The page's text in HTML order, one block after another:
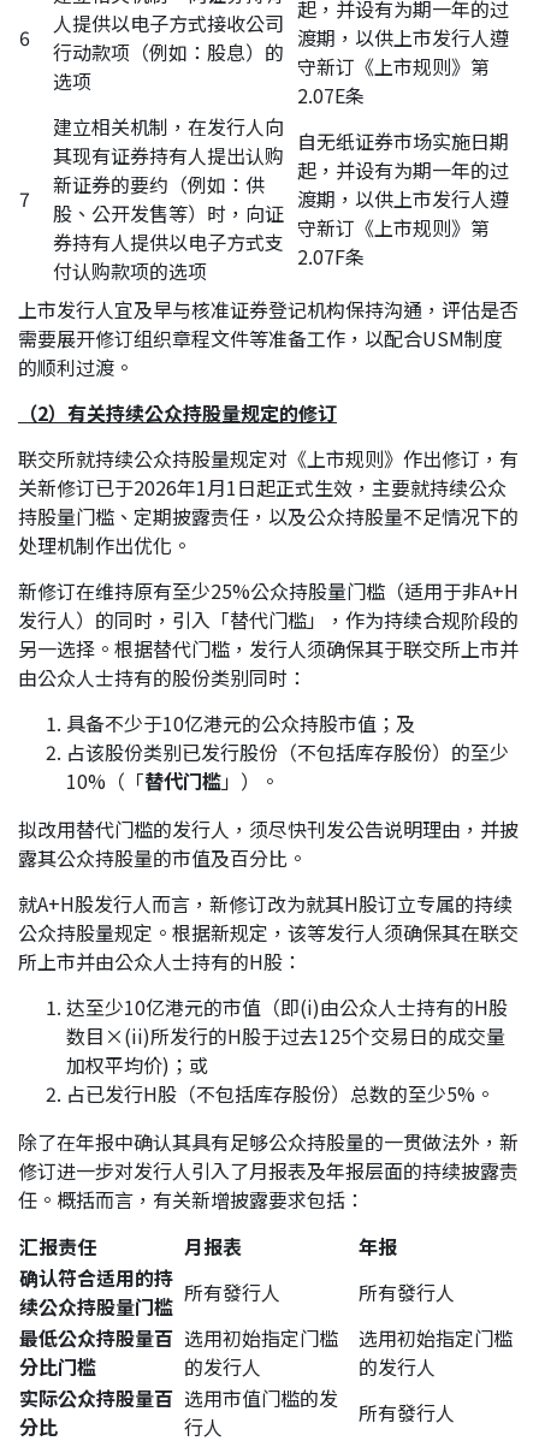
6
人提供以电子方式接收公司
行动款项（例如：股息）的
选项
起，并设有为期一年的过
渡期，以供上市发行人遵
守新订《上市规则》第
2.07E条
7
建立相关机制，在发行人向
其现有证券持有人提出认购
新证券的要约（例如：供
股、公开发售等）时，向证
券持有人提供以电子方式支
付认购款项的选项
自无纸证券市场实施日期
起，并设有为期一年的过
渡期，以供上市发行人遵
守新订《上市规则》第
2.07F条
上市发行人宜及早与核准证券登记机构保持沟通，评估是否
需要展开修订组织章程文件等准备工作，以配合USM制度
的顺利过渡。
（2）有关持续公众持股量规定的修订
联交所就持续公众持股量规定对《上市规则》作出修订，有
关新修订已于2026年1月1日起正式生效，主要就持续公众
持股量门槛、定期披露责任，以及公众持股量不足情况下的
处理机制作出优化。
新修订在维持原有至少25%公众持股量门槛（适用于非A+H
发行人）的同时，引入「替代门槛」，作为持续合规阶段的
另一选择。根据替代门槛，发行人须确保其于联交所上市并
由公众人士持有的股份类别同时：
具备不少于10亿港元的公众持股市值；及
占该股份类别已发行股份（不包括库存股份）的至少
10%（「替代门槛」）。
拟改用替代门槛的发行人，须尽快刊发公告说明理由，并披
露其公众持股量的市值及百分比。
就A+H股发行人而言，新修订改为就其H股订立专属的持续
公众持股量规定。根据新规定，该等发行人须确保其在联交
所上市并由公众人士持有的H股：
达至少10亿港元的市值（即(i)由公众人士持有的H股
数目×(ii)所发行的H股于过去125个交易日的成交量
加权平均价)；或
占已发行H股（不包括库存股份）总数的至少5%。
除了在年报中确认其具有足够公众持股量的一贯做法外，新
修订进一步对发行人引入了月报表及年报层面的持续披露责
任。概括而言，有关新增披露要求包括：
汇报责任
月报表
年报
确认符合适用的持
续公众持股量门槛 所有發行人
所有發行人
最低公众持股量百
分比门槛
选用初始指定门槛
的发行人
选用初始指定门槛
的发行人
实际公众持股量百
分比
选用市值门槛的发
行人
所有發行人